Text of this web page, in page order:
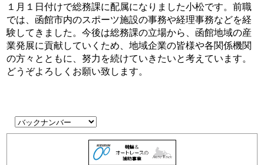
１月１日付けで総務課に配属になりました小松です。前職
では、函館市内のスポーツ施設の事務や経理事務などを経
験してきました。今後は総務課の立場から、函館地域の産
業発展に貢献していくため、地域企業の皆様や各関係機関
の方々とともに、努力を続けていきたいと考えています。
どうぞよろしくお願い致します。